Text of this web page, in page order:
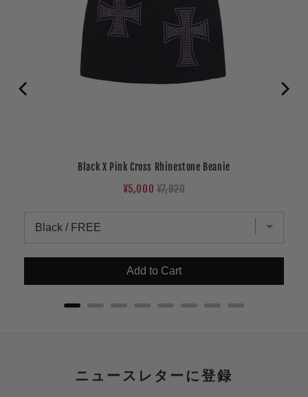
Black X Pink Cross Rhinestone Beanie
Sale
¥5,000 Original
¥7,920
Add to Cart
ニュースレターに登録